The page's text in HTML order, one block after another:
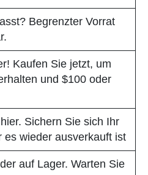
Begrenzter Vorrat
Kaufen Sie jetzt, um
und $100 oder
Sichern Sie sich Ihr
es wieder ausverkauft ist
auf Lager. Warten Sie